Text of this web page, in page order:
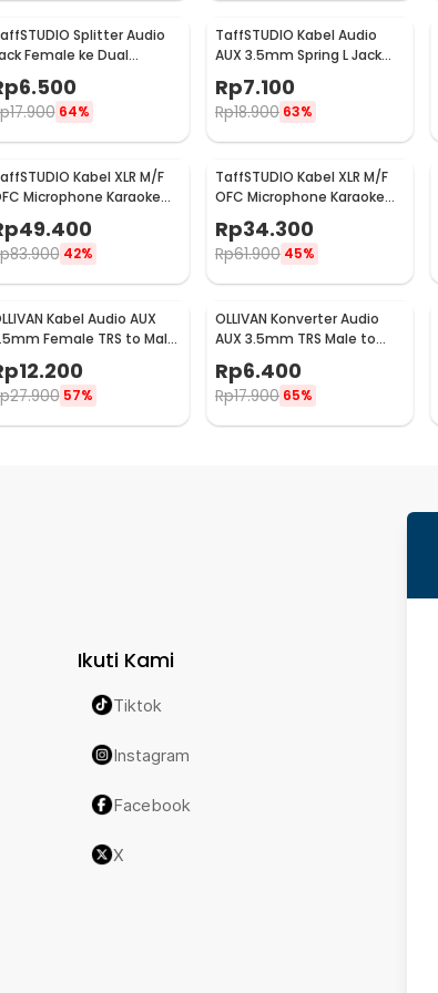
Splitter Audio
Female ke Dual
3.5mm Male (Mic+Hear) -
6.500
17.900 64%
TaffSTUDIO Kabel Audio
AUX 3.5mm Spring L Jack
Rp7.100
Rp18.900 63%
Kabel XLR M/F
Microphone Karaoke
49.400
83.900 42%
TaffSTUDIO Kabel XLR M/F
OFC Microphone Karaoke
Shielded 5M - BOF30
Rp34.300
Rp61.900 45%
Kabel Audio AUX
Female TRS to Male
12.200
27.900 57%
OLLIVAN Konverter Audio
AUX 3.5mm TRS Male to
Female 1 PCS - AV119
Rp6.400
Rp17.900 65%
Ikuti Kami
Tiktok
Instagram
Facebook
X